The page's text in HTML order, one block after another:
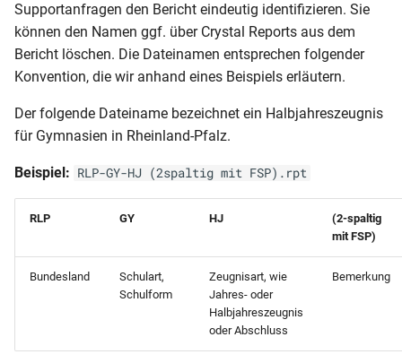
Supportanfragen den Bericht eindeutig identifizieren. Sie
können den Namen ggf. über Crystal Reports aus dem
Bericht löschen. Die Dateinamen entsprechen folgender
Konvention, die wir anhand eines Beispiels erläutern.
Der folgende Dateiname bezeichnet ein Halbjahreszeugnis
für Gymnasien in Rheinland-Pfalz.
Beispiel: RLP-GY-HJ (2spaltig mit FSP).rpt
RLP GY HJ
(2-spaltig
mit FSP)
Bundesland
Schulart,
Schulform
Zeugnisart, wie
Jahres- oder
Halbjahreszeugnis
oder Abschluss
Bemerkung